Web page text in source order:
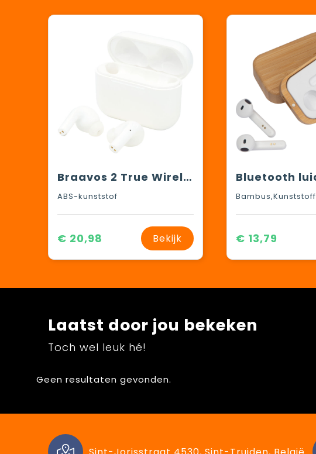
Braavos 2 True Wireless auto pair oordopjes
ABS-kunststof
€ 20,98 Bekijk
Bambus,Kunststoff
€ 13,79
Laatst door jou bekeken
Toch wel leuk hé!
Geen resultaten gevonden.